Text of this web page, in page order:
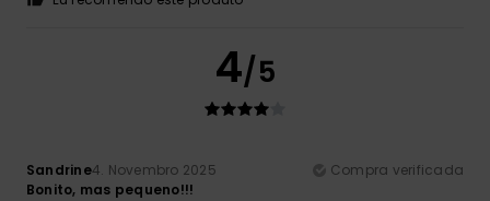
4/5
Sandrine4. Novembro 2025
Compra verificada
Bonito, mas pequeno!!!